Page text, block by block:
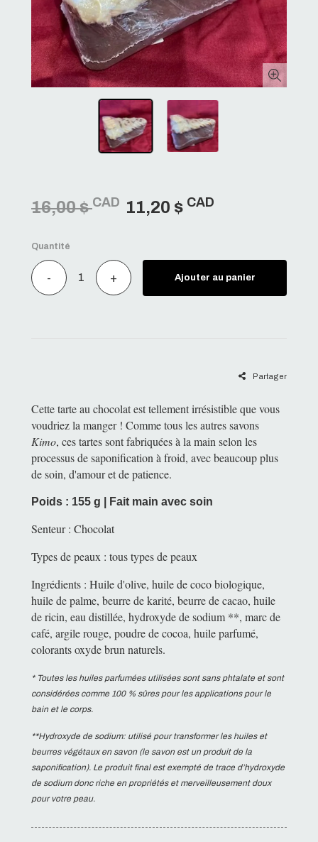
16,00 $CAD 11,20 $ CAD
Quantité
- + Ajouter au panier
Partager
Cette tarte au chocolat est tellement irrésistible que vous
voudriez la manger ! Comme tous les autres savons
Kimo, ces tartes sont fabriquées à la main selon les
processus de saponification à froid, avec beaucoup plus
de soin, d'amour et de patience.
Poids : 155 g | Fait main avec soin
Senteur : Chocolat
Types de peaux : tous types de peaux
Ingrédients : Huile d'olive, huile de coco biologique,
huile de palme, beurre de karité, beurre de cacao, huile
de ricin, eau distillée, hydroxyde de sodium **, marc de
café, argile rouge, poudre de cocoa, huile parfumé,
colorants oxyde brun naturels.
* Toutes les huiles parfumées utilisées sont sans phtalate et sont
considérées comme 100 % sûres pour les applications pour le
bain et le corps.
**Hydroxyde de sodium: utilisé pour transformer les huiles et
beurres végétaux en savon (le savon est un produit de la
saponification). Le produit final est exempté de trace d’hydroxyde
de sodium donc riche en propriétés et merveilleusement doux
pour votre peau.